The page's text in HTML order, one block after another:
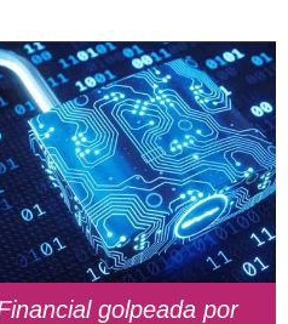
golpeada por